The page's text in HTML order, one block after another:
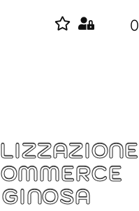
0
GINOSA